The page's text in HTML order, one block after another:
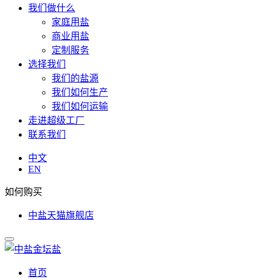
我们做什么
家庭用盐
商业用盐
定制服务
选择我们
我们的盐源
我们如何生产
我们如何运输
走进超级工厂
联系我们
中文
EN
如何购买
中盐天猫旗舰店
首页